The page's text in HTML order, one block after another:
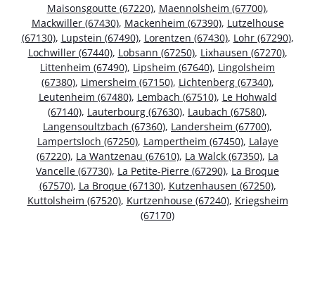
Maisonsgoutte (67220), Maennolsheim (67700),
Mackwiller (67430), Mackenheim (67390), Lutzelhouse
(67130), Lupstein (67490), Lorentzen (67430), Lohr (67290),
Lochwiller (67440), Lobsann (67250), Lixhausen (67270),
Littenheim (67490), Lipsheim (67640), Lingolsheim
(67380), Limersheim (67150), Lichtenberg (67340),
Leutenheim (67480), Lembach (67510), Le Hohwald
(67140), Lauterbourg (67630), Laubach (67580),
Langensoultzbach (67360), Landersheim (67700),
Lampertsloch (67250), Lampertheim (67450), Lalaye
(67220), La Wantzenau (67610), La Walck (67350), La
Vancelle (67730), La Petite-Pierre (67290), La Broque
(67570), La Broque (67130), Kutzenhausen (67250),
Kuttolsheim (67520), Kurtzenhouse (67240), Kriegsheim
(67170)